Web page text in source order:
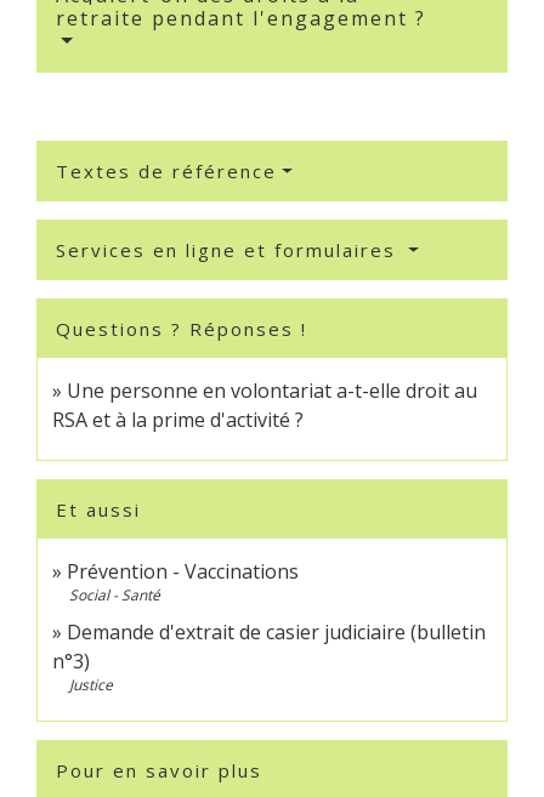
retraite pendant l'engagement ?
Textes de référence
Services en ligne et formulaires
Questions ? Réponses !
Une personne en volontariat a-t-elle droit au
RSA et à la prime d'activité ?
Et aussi
Prévention - Vaccinations
Social - Santé
Demande d'extrait de casier judiciaire (bulletin
n°3)
Justice
Pour en savoir plus